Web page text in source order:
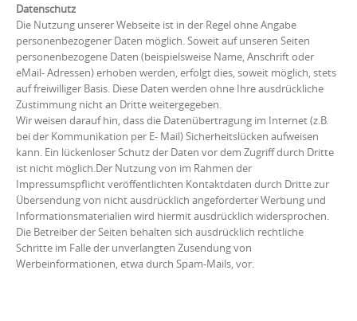
Datenschutz
Die Nutzung unserer Webseite ist in der Regel ohne Angabe
personenbezogener Daten möglich. Soweit auf unseren Seiten
personenbezogene Daten (beispielsweise Name, Anschrift oder
eMail- Adressen) erhoben werden, erfolgt dies, soweit möglich, stets
auf freiwilliger Basis. Diese Daten werden ohne Ihre ausdrückliche
Zustimmung nicht an Dritte weitergegeben.
Wir weisen darauf hin, dass die Datenübertragung im Internet (z.B.
bei der Kommunikation per E- Mail) Sicherheitslücken aufweisen
kann. Ein lückenloser Schutz der Daten vor dem Zugriff durch Dritte
ist nicht möglich.Der Nutzung von im Rahmen der
Impressumspflicht veröffentlichten Kontaktdaten durch Dritte zur
Übersendung von nicht ausdrücklich angeforderter Werbung und
Informationsmaterialien wird hiermit ausdrücklich widersprochen.
Die Betreiber der Seiten behalten sich ausdrücklich rechtliche
Schritte im Falle der unverlangten Zusendung von
Werbeinformationen, etwa durch Spam-Mails, vor.